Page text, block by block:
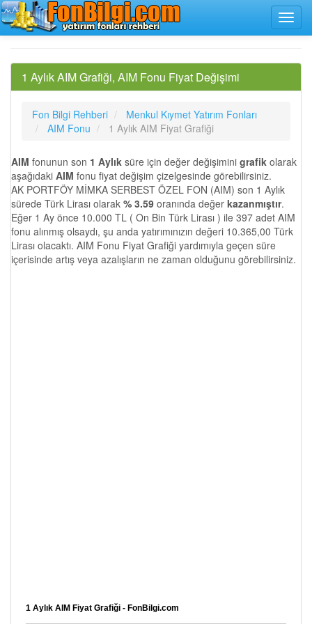
1 Aylık AIM Grafiği, AIM Fonu Fiyat Değişimi
Fon Bilgi Rehberi
Menkul Kıymet Yatırım Fonları
AIM Fonu
1 Aylık AIM Fiyat Grafiği
AIM fonunun son 1 Aylık süre için değer değişimini grafik olarak
aşağıdaki AIM fonu fiyat değişim çizelgesinde görebilirsiniz.
AK PORTFÖY MİMKA SERBEST ÖZEL FON (AIM) son 1 Aylık
sürede Türk Lirası olarak % 3.59 oranında değer kazanmıştır.
Eğer 1 Ay önce 10.000 TL ( On Bin Türk Lirası ) ile 397 adet AIM
fonu alınmış olsaydı, şu anda yatırımınızın değeri 10.365,00 Türk
Lirası olacaktı. AIM Fonu Fiyat Grafiği yardımıyla geçen süre
içerisinde artış veya azalışların ne zaman olduğunu görebilirsiniz.
1 Aylık AIM Fiyat Grafiği - FonBilgi.com